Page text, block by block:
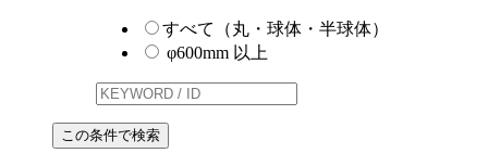
すべて（丸・球体・半球体）
φ600mm 以上
この条件で検索